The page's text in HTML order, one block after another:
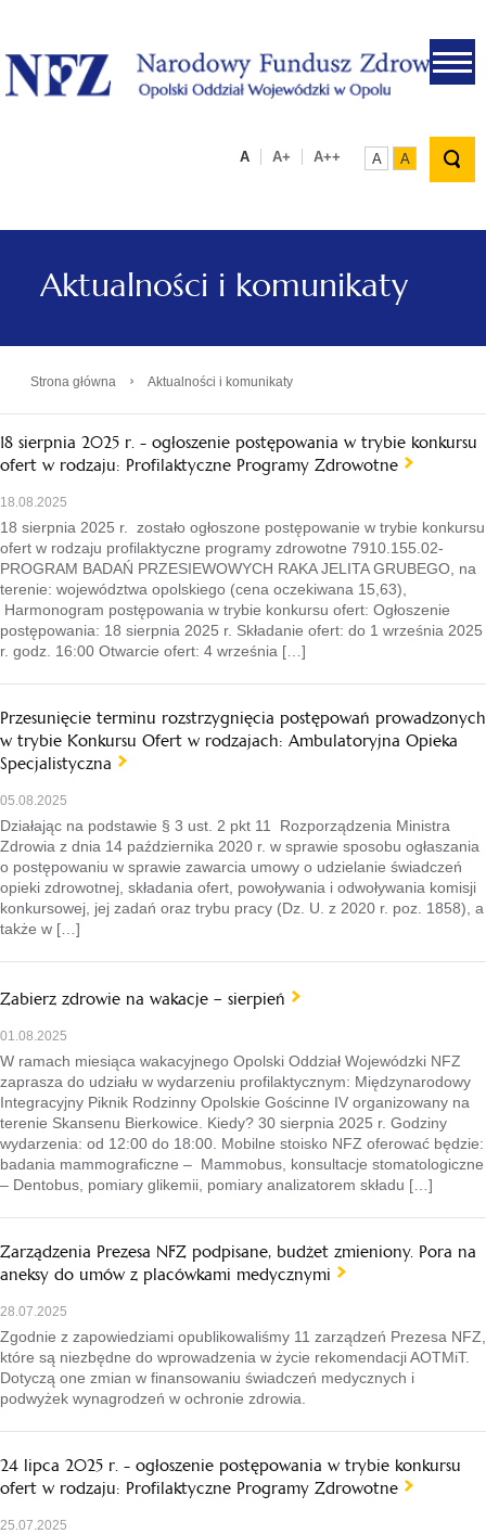
.
A A+ A++ A A
Aktualności i komunikaty
Strona główna › Aktualności i komunikaty
18 sierpnia 2025 r. - ogłoszenie postępowania w trybie konkursu
ofert w rodzaju: Profilaktyczne Programy Zdrowotne
18.08.2025
18 sierpnia 2025 r. zostało ogłoszone postępowanie w trybie konkursu
ofert w rodzaju profilaktyczne programy zdrowotne 7910.155.02-
PROGRAM BADAŃ PRZESIEWOWYCH RAKA JELITA GRUBEGO, na
terenie: województwa opolskiego (cena oczekiwana 15,63),
Harmonogram postępowania w trybie konkursu ofert: Ogłoszenie
postępowania: 18 sierpnia 2025 r. Składanie ofert: do 1 września 2025
r. godz. 16:00 Otwarcie ofert: 4 września […]
Przesunięcie terminu rozstrzygnięcia postępowań prowadzonych
w trybie Konkursu Ofert w rodzajach: Ambulatoryjna Opieka
Specjalistyczna
05.08.2025
Działając na podstawie § 3 ust. 2 pkt 11 Rozporządzenia Ministra
Zdrowia z dnia 14 października 2020 r. w sprawie sposobu ogłaszania
o postępowaniu w sprawie zawarcia umowy o udzielanie świadczeń
opieki zdrowotnej, składania ofert, powoływania i odwoływania komisji
konkursowej, jej zadań oraz trybu pracy (Dz. U. z 2020 r. poz. 1858), a
także w […]
Zabierz zdrowie na wakacje – sierpień
01.08.2025
W ramach miesiąca wakacyjnego Opolski Oddział Wojewódzki NFZ
zaprasza do udziału w wydarzeniu profilaktycznym: Międzynarodowy
Integracyjny Piknik Rodzinny Opolskie Gościnne IV organizowany na
terenie Skansenu Bierkowice. Kiedy? 30 sierpnia 2025 r. Godziny
wydarzenia: od 12:00 do 18:00. Mobilne stoisko NFZ oferować będzie:
badania mammograficzne – Mammobus, konsultacje stomatologiczne
– Dentobus, pomiary glikemii, pomiary analizatorem składu […]
Zarządzenia Prezesa NFZ podpisane, budżet zmieniony. Pora na
aneksy do umów z placówkami medycznymi
28.07.2025
Zgodnie z zapowiedziami opublikowaliśmy 11 zarządzeń Prezesa NFZ,
które są niezbędne do wprowadzenia w życie rekomendacji AOTMiT.
Dotyczą one zmian w finansowaniu świadczeń medycznych i
podwyżek wynagrodzeń w ochronie zdrowia.
24 lipca 2025 r. - ogłoszenie postępowania w trybie konkursu
ofert w rodzaju: Profilaktyczne Programy Zdrowotne
25.07.2025